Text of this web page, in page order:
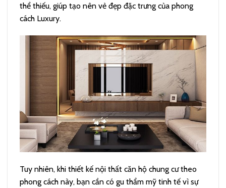
thể thiếu, giúp tạo nên vẻ đẹp đặc trưng của phong
cách Luxury.
Tuy nhiên, khi thiết kế nội thất căn hộ chung cư theo
phong cách này, bạn cần có gu thẩm mỹ tinh tế vì sự